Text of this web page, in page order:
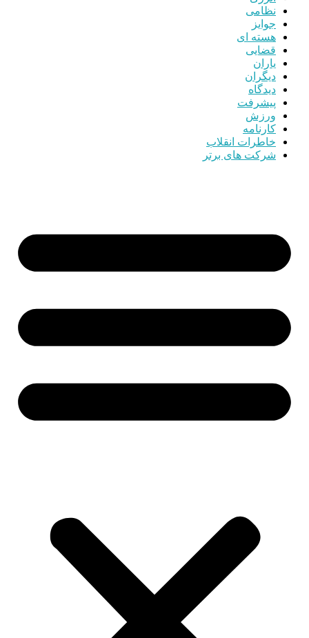
نظامی
جوایز
هسته ای
قضایی
یاران
دیگران
دیدگاه
پیشرفت
ورزش
کارنامه
خاطرات انقلاب
شرکت های برتر